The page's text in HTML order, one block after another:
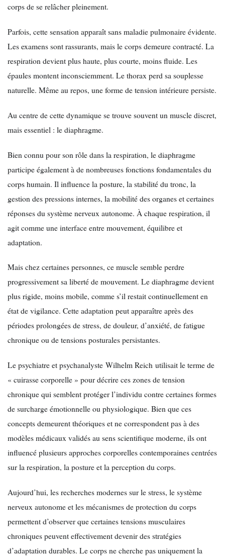
corps de se relâcher pleinement.
Parfois, cette sensation apparaît sans maladie pulmonaire évidente.
Les examens sont rassurants, mais le corps demeure contracté. La
respiration devient plus haute, plus courte, moins fluide. Les
épaules montent inconsciemment. Le thorax perd sa souplesse
naturelle. Même au repos, une forme de tension intérieure persiste.
Au centre de cette dynamique se trouve souvent un muscle discret,
mais essentiel : le diaphragme.
Bien connu pour son rôle dans la respiration, le diaphragme
participe également à de nombreuses fonctions fondamentales du
corps humain. Il influence la posture, la stabilité du tronc, la
gestion des pressions internes, la mobilité des organes et certaines
réponses du système nerveux autonome. À chaque respiration, il
agit comme une interface entre mouvement, équilibre et
adaptation.
Mais chez certaines personnes, ce muscle semble perdre
progressivement sa liberté de mouvement. Le diaphragme devient
plus rigide, moins mobile, comme s’il restait continuellement en
état de vigilance. Cette adaptation peut apparaître après des
périodes prolongées de stress, de douleur, d’anxiété, de fatigue
chronique ou de tensions posturales persistantes.
Le psychiatre et psychanalyste Wilhelm Reich utilisait le terme de
« cuirasse corporelle » pour décrire ces zones de tension
chronique qui semblent protéger l’individu contre certaines formes
de surcharge émotionnelle ou physiologique. Bien que ces
concepts demeurent théoriques et ne correspondent pas à des
modèles médicaux validés au sens scientifique moderne, ils ont
influencé plusieurs approches corporelles contemporaines centrées
sur la respiration, la posture et la perception du corps.
Aujourd’hui, les recherches modernes sur le stress, le système
nerveux autonome et les mécanismes de protection du corps
permettent d’observer que certaines tensions musculaires
chroniques peuvent effectivement devenir des stratégies
d’adaptation durables. Le corps ne cherche pas uniquement la